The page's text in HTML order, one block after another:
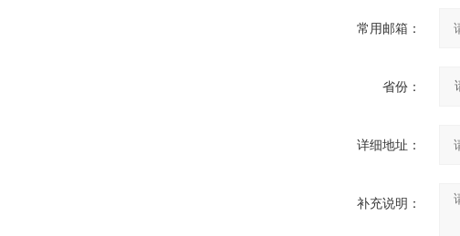
常用邮箱：
省份：
详细地址：
补充说明：